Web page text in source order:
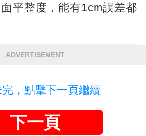
平整度，能有1cm誤差都
ADVERTISEMENT
，點擊下一頁繼續
下一頁